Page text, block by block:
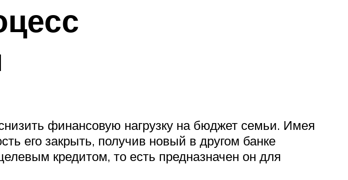
финансовую нагрузку на бюджет семьи. Имея
его закрыть, получив новый в другом банке
кредитом, то есть предназначен он для